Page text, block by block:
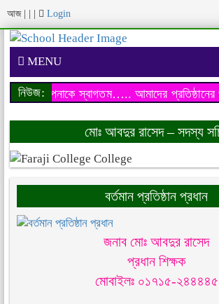
আজ Login
MENU
নিউজ: আমাদের
সাইটে আপনাকে স্বাগতম…..
মোঃ আবদুর রাসেদ – সদস্য
বর্তমান প্রতিষ্ঠান প্রধান
জনাব মোঃ আবদুর রাসেদ
প্রধান শিক্ষক
মোবাইলঃ ০১৭১৫-২৪৪৪৪৫